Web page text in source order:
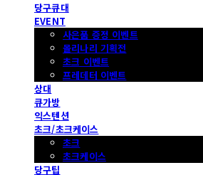
당구큐대
EVENT
사은품 증정 이벤트
몰리나리 기획전
초크 이벤트
프레데터 이벤트
상대
큐가방
익스텐션
초크/초크케이스
초크
초크케이스
당구팁